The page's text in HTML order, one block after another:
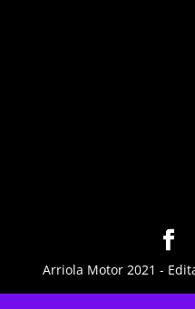
Arriola Motor 2021 -